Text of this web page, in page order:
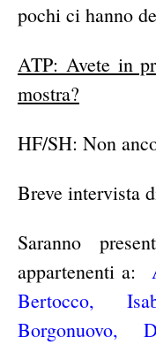
pochi ci hanno
ATP: Avete in
mostra?
HF/SH: Non
Breve intervista
Saranno
appartenenti a:
Bertocco,
Borgonuovo,